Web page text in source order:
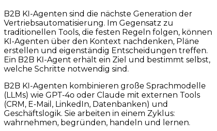
B2B KI-Agenten sind die nächste Generation der
Vertriebsautomatisierung. Im Gegensatz zu
traditionellen Tools, die festen Regeln folgen, können
KI-Agenten über den Kontext nachdenken, Pläne
erstellen und eigenständig Entscheidungen treffen.
Ein B2B KI-Agent erhält ein Ziel und bestimmt selbst,
welche Schritte notwendig sind.
B2B KI-Agenten kombinieren große Sprachmodelle
(LLMs) wie GPT-4o oder Claude mit externen Tools
(CRM, E-Mail, LinkedIn, Datenbanken) und
Geschäftslogik. Sie arbeiten in einem Zyklus:
wahrnehmen, begründen, handeln und lernen.